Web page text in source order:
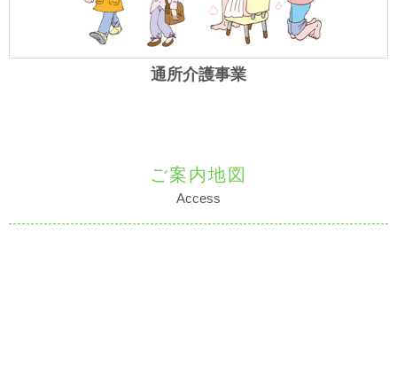
通所介護事業
ご案内地図
Access